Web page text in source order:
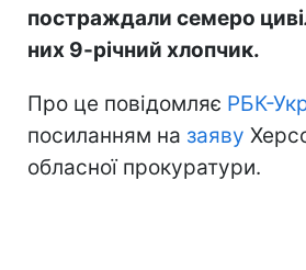
постраждали семеро
них 9-річний хлопчик.
Про це повідомляє РБК-
посиланням на заяву
обласної прокуратури.